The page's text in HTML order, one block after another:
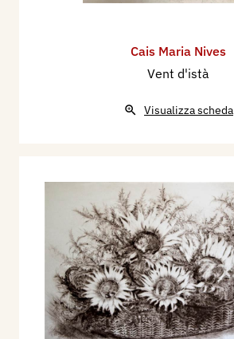
Cais Maria Nives
Vent d'istà
Visualizza scheda